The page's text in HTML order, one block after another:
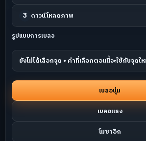
3 ดาวน์โหลดภาพ
รูปแบบการเบลอ
ยังไม่ได้เลือกจุด • ค่าที่เลือกตอนนี้จะใช้กับจุดใ
เบลอนุ่ม
เบลอแรง
โมซาอิก